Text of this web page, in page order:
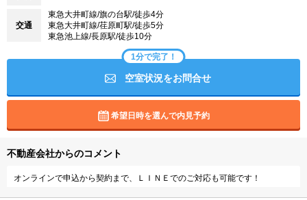
交通
東急大井町線/旗の台駅/徒歩4分
東急大井町線/荏原町駅/徒歩5分
東急池上線/長原駅/徒歩10分
1分で完了！
空室状況をお問合せ
希望日時を選んで内見予約
不動産会社からのコメント
オンラインで申込から契約まで、ＬＩＮＥでのご対応も可能です！